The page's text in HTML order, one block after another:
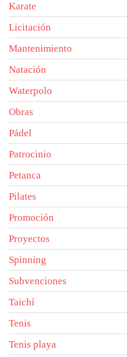
Karate
Licitación
Mantenimiento
Natación
Waterpolo
Obras
Pádel
Patrocinio
Petanca
Pilates
Promoción
Proyectos
Spinning
Subvenciones
Taichí
Tenis
Tenis playa